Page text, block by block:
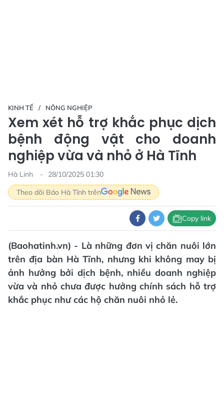
KINH TẾ NÔNG NGHIỆP
Xem xét hỗ trợ khắc phục dịch
bệnh động vật cho doanh
nghiệp vừa và nhỏ ở Hà Tĩnh
Hà Linh
28/10/2025 01:30
Theo dõi Báo Hà Tĩnh trên
Copy link
(Baohatinh.vn) - Là những đơn vị chăn nuôi lớn
trên địa bàn Hà Tĩnh, nhưng khi không may bị
ảnh hưởng bởi dịch bệnh, nhiều doanh nghiệp
vừa và nhỏ chưa được hưởng chính sách hỗ trợ
khắc phục như các hộ chăn nuôi nhỏ lẻ.